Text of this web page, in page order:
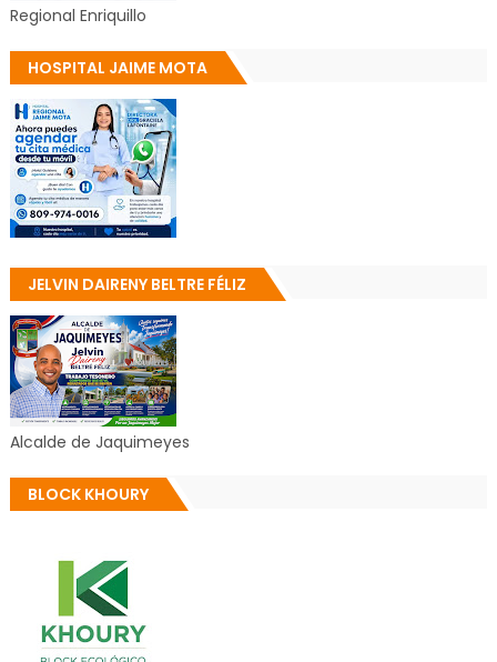
Regional Enriquillo
HOSPITAL JAIME MOTA
JELVIN DAIRENY BELTRE FÉLIZ
Alcalde de Jaquimeyes
BLOCK KHOURY